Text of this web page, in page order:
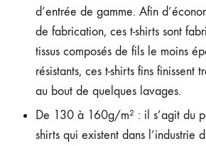
d’entrée de gamme. Afin
de fabrication, ces t-shirts sont
tissus composés de fils le moins
résistants, ces t-shirts fins finissent
au bout de quelques lavages.
De 130 à 160g/m² : il s’agit du
shirts qui existent dans l’industrie